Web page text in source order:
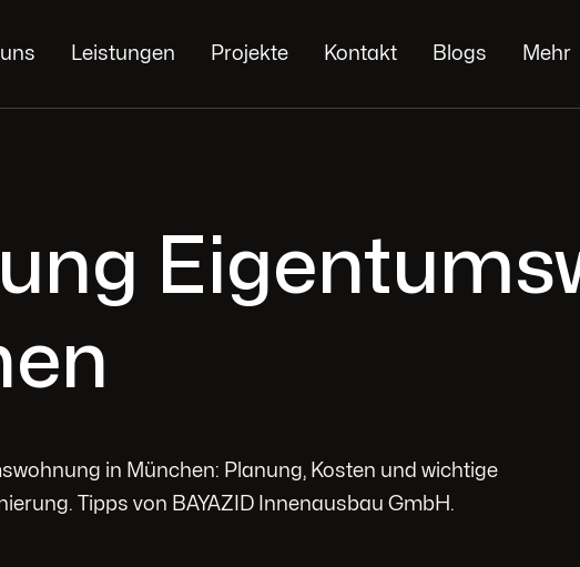
Leistungen Projekte Kontakt Blogs Mehr
in München: Planung, Kosten und wichtige
Tipps von BAYAZID Innenausbau GmbH.